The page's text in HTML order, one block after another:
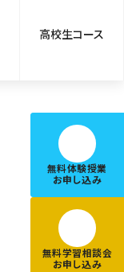
高校生コース
無料体験授業
お申し込み
無料学習相談会
お申し込み